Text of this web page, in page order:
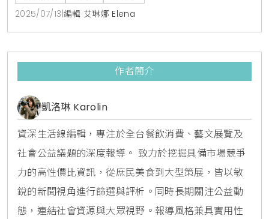
這次直接橫跨台北101的1樓、4樓與5樓，精心打造出一
個完整且多層次的藝術體驗空間。從創新的互動裝置到
獨特的商品收藏，展覽將引導粉絲們一步步深入G-
2025/07/13 編輯 艾琳娜 Elena
作者簡介
凱洛琳 Karolin
資深生活線編輯，專注於全台餐飲消費、藝文展覽及
社會公益議題的深度報導。 致力於挖掘具備市場競爭
力的高性價比資訊，從庶民美食到大型策展，皆以敏
銳的新聞視角進行篩選與評析。同時長期關注公益動
態，連結社會資源與大眾視野。報導風格兼具實用性